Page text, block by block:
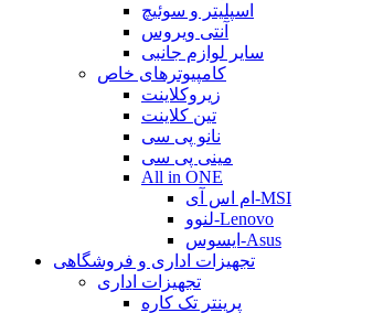
اسپلیتر و سوئیچ
آنتی ویروس
سایر لوازم جانبی
کامپیوترهای خاص
زیروکلاینت
تین کلاینت
نانو پی سی
مینی پی سی
All in ONE
ام اس آی-MSI
لنوو-Lenovo
ایسوس-Asus
تجهیزات اداری و فروشگاهی
تجهیزات اداری
پرینتر تک کاره